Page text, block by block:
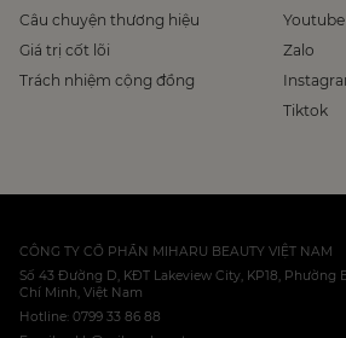
Câu chuyện thương hiệu
Giá trị cốt lõi
Trách nhiệm cộng đồng
Youtube
Zalo
Tiktok
CÔNG TY CỔ PHẦN MIHARU BEAUTY VIỆT NAM
Số 43 Đường D, KĐT Lakeview City, KP18, Phường
Chí Minh, Việt Nam
Hotline: 0799 33 86 88